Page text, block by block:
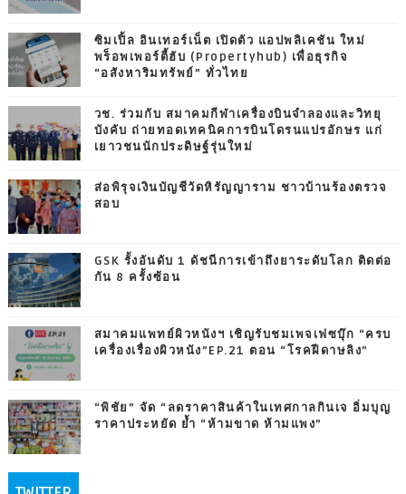
ซิมเปิ้ล อินเทอร์เน็ต เปิดตัว แอปพลิเคชัน ใหม่
พร็อพเพอร์ตี้ฮับ (Propertyhub) เพื่อธุรกิจ
“อสังหาริมทรัพย์” ทั่วไทย
วช. ร่วมกับ สมาคมกีฬาเครื่องบินจำลองและวิทยุ
บังคับ ถ่ายทอดเทคนิคการบินโดรนแปรอักษร แก่
เยาวชนนักประดิษฐ์รุ่นใหม่
ส่อพิรุจเงินบัญชีวัดหิรัญญาราม ชาวบ้านร้องตรวจ
สอบ
GSK รั้งอันดับ 1 ดัชนีการเข้าถึงยาระดับโลก ติดต่อ
กัน 8 ครั้งซ้อน
สมาคมแพทย์ผิวหนังฯ เชิญรับชมเพจเฟซบุ๊ก “ครบ
เครื่องเรื่องผิวหนัง”EP.21 ตอน “โรคฝีดาษลิง”
“พิชัย” จัด “ลดราคาสินค้าในเทศกาลกินเจ อิ่มบุญ
ราคาประหยัด ย้ำ “ห้ามขาด ห้ามแพง”